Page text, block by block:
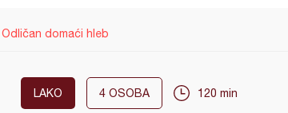
Odličan domaći hleb
LAKO 4 OSOBA 120 min